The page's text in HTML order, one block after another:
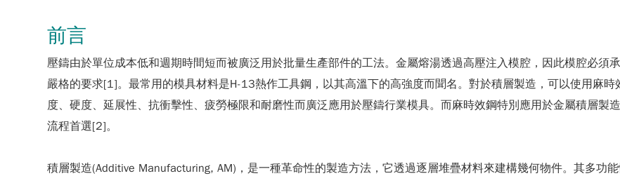
前言
壓鑄由於單位成本低和週期時間短而被廣泛用於批量生產部件的工法。金屬熔湯透過高壓注入模腔，因此模腔必須
嚴格的要求[1]。最常用的模具材料是H-13熱作工具鋼，以其高溫下的高強度而聞名。對於積層製造，可以使用麻
度、硬度、延展性、抗衝擊性、疲勞極限和耐磨性而廣泛應用於壓鑄行業模具。而麻時效鋼特別應用於金屬積層製
流程首選[2]。
積層製造(Additive Manufacturing, AM)，是一種革命性的製造方法，它透過逐層堆疊材料來建構幾何物件。其多功